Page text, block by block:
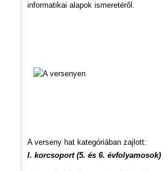
informatikai alapok ismeretéről.
A verseny hat kategóriában zajlott:
I. korcsoport (5. és 6. évfolyamosok)